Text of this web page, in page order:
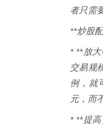
者只需
**炒股
* **放
交易规
例，就
元，而
* **提